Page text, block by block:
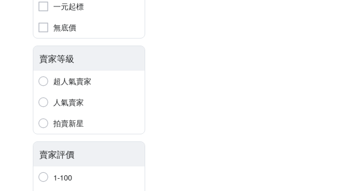
一元起標
無底價
賣家等級
超人氣賣家
人氣賣家
拍賣新星
賣家評價
1-100